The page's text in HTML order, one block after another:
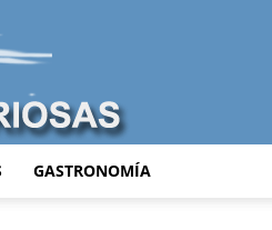
GASTRONOMÍA